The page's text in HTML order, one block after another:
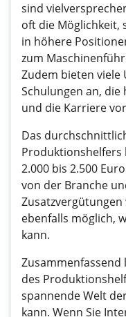
sind
oft die Möglichkeit,
in höhere
zum
Zudem bieten viele
Schulungen an, die
und die Karriere
Das
Produktionshelfers
2.000 bis 2.500
von der Branche
Zusatzvergütungen
ebenfalls möglich,
kann.
Zusammenfassend
des
spannende Welt
kann. Wenn Sie